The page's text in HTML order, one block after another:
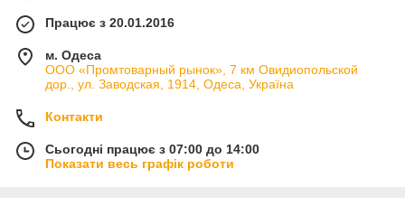
Працює з 20.01.2016
м. Одеса
ООО «Промтоварный рынок», 7 км Овидиопольской
дор., ул. Заводская, 1914, Одеса, Україна
Контакти
Сьогодні працює з 07:00 до 14:00
Показати весь графік роботи